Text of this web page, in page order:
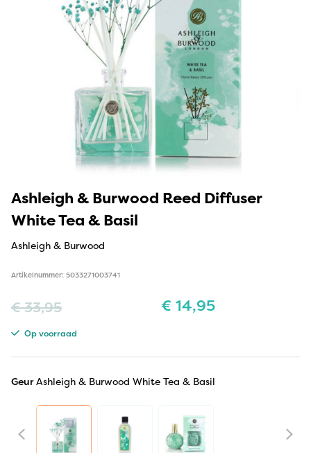
Ashleigh & Burwood Reed Diffuser
White Tea & Basil
Ashleigh & Burwood
Artikelnummer: 5033271003741
€33,95 € 14,95
Op voorraad
GeurAshleigh & Burwood White Tea & Basil